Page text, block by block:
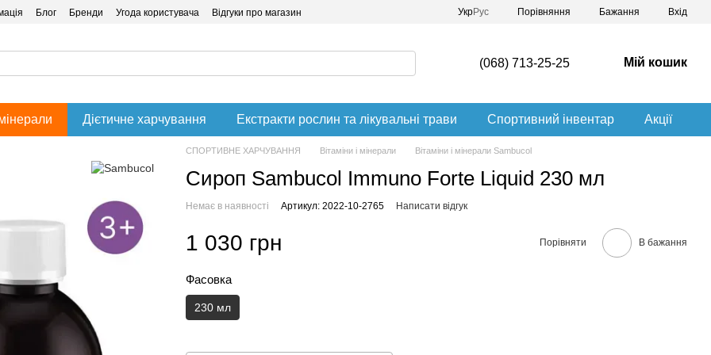
Блог Бренди Угода користувача Відгуки про магазин УкрРус Порівняння Бажання Вхід
(068) 713-25-25 Мій кошик
Дієтичне харчування Екстракти рослин та лікувальні трави Спортивний інвентар Акції
СПОРТИВНЕ ХАРЧУВАННЯ Вітаміни і мінерали Вітаміни і мінерали Sambucol
Сироп Sambucol Immuno Forte Liquid 230 мл
Немає в наявності Артикул: 2022-10-2765 Написати відгук
1 030 грн Порівняти В бажання
Фасовка
230 мл